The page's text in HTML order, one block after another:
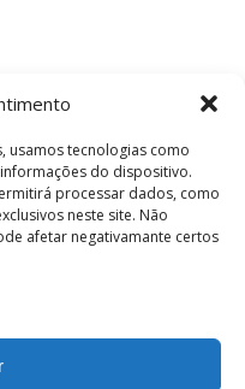
usamos tecnologias como
do dispositivo.
processar dados, como
neste site. Não
afetar negativamante certos